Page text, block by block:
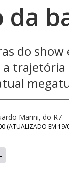
da
do
trajetória
Marini, do R7
(ATUALIZADO EM 19/